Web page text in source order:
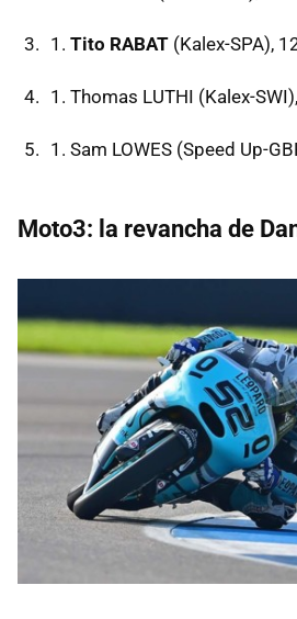
Tito RABAT (Kalex-SPA),
Thomas LUTHI (Kalex-
Sam LOWES (Speed Up-
Moto3: la revancha de